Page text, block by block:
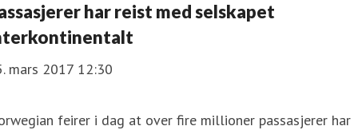
har reist med selskapet
mars 2017 12:30
feirer i dag at over fire millioner passasjerer har